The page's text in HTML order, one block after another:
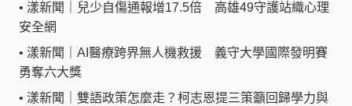
• 漾新聞｜兒少自傷通報增17.5倍 高雄49守護站織心理
安全網
• 漾新聞｜AI醫療跨界無人機救援 義守大學國際發明賽
勇奪六大獎
• 漾新聞｜雙語政策怎麼走？柯志恩提三策籲回歸學力與